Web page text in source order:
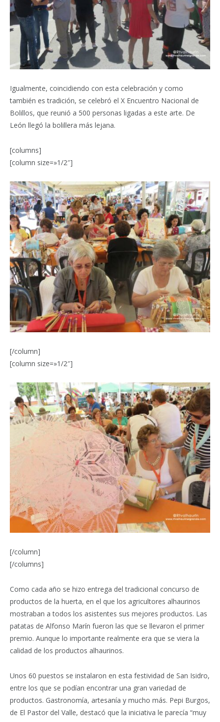
Igualmente, coincidiendo con esta celebración y como
también es tradición, se celebró el X Encuentro Nacional de
Bolillos, que reunió a 500 personas ligadas a este arte. De
León llegó la bolillera más lejana.
[columns]
[column size=»1/2″]
[/column]
[column size=»1/2″]
[/column]
[/columns]
Como cada año se hizo entrega del tradicional concurso de
productos de la huerta, en el que los agricultores alhaurinos
mostraban a todos los asistentes sus mejores productos. Las
patatas de Alfonso Marín fueron las que se llevaron el primer
premio. Aunque lo importante realmente era que se viera la
calidad de los productos alhaurinos.
Unos 60 puestos se instalaron en esta festividad de San Isidro,
entre los que se podían encontrar una gran variedad de
productos. Gastronomía, artesanía y mucho más. Pepi Burgos,
de El Pastor del Valle, destacó que la iniciativa le parecía “muy